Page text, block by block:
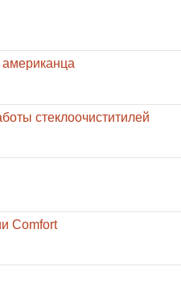
стеклоочиститилей
Comfort